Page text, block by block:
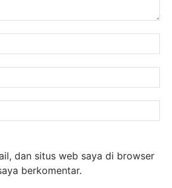
dan situs web saya di browser
berkomentar.